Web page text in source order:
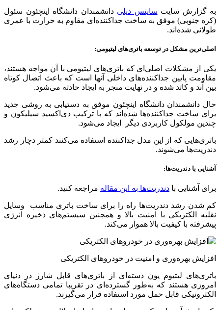
به گزارش سایت ساینس دیلی دانشمندان دانشگاه اینچئون سئول
(کره جنوبی) موفق به ساخت جداکننده‌ای مقاوم به حرارت با عمری
طولانی شده‌اند.
اصلی‌ترین مشکل در توسعه باتری‌های لیتیومی:
یکی از مشکلات اصلی‌ای که باتری‌های لیتیومی با آن مواجه هستند،
مقاومت پایین جداکننده‌های داخلی آنها است که باعث اتصال کوتاه
بین آند و کاتد شده و در نهایت منجر به ایجاد حادثه می‌شود.
حال دانشمندان دانشگاه اینچئون موفق به دستیابی به روشی جدید
برای ساخت جداکننده‌ها شده‌اند که با ترکیب دی‌اکسید سیلیکون و
چندین مولکول کاربردی دیگر ایجاد می‌شود.
باتری‌هایی که از این مدل جداکننده استفاده می‌کنند کمتر دچار رشد
دندریت‌ها می‌شوند.
آشنایی با دندریت‌ها:
برای آشنایی با دندریت‌ها به این مقاله مراجعه کنید.
کم شدن رشد دندریت‌ها راه را برای ساخت باتری مناسب وسایل
نقلیه الکتریکی با امنیت بالا و همچنین سیستم‌های ذخیره انرژی
پیشرفته با کیفیت بالا هموار می‌کند.
افزایش بهره‌وری و امنیت در خودروهای الکتریکی
باتری‌های لیتیوم یون دسته‌ای از باتری‌های قابل شارژ در دنیای
امروزی هستند که به‌طور گسترده‌ای در تقریبا تمامی دستگاه‌های
الکترونیکی قابل حمل مورد استفاده قرار می‌گیرند.